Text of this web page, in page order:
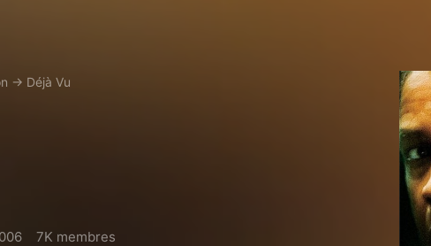
→ Déjà Vu
7K membres